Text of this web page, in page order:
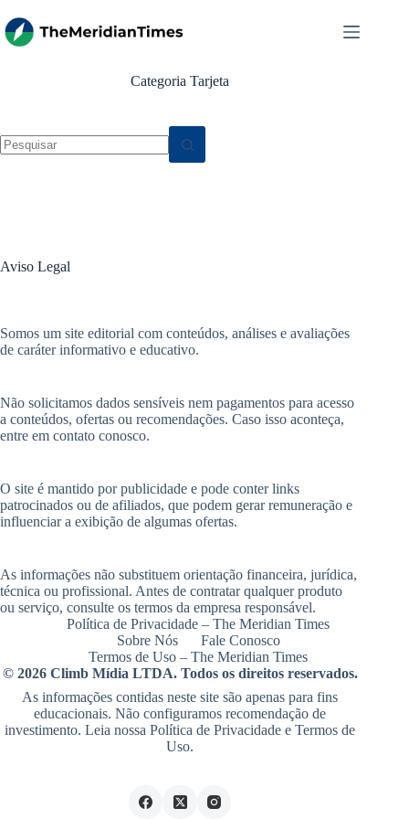
para
o
Categoria Tarjeta
Aviso Legal
Somos um site editorial com conteúdos, análises e avaliações
de caráter informativo e educativo.
Não solicitamos dados sensíveis nem pagamentos para acesso
a conteúdos, ofertas ou recomendações. Caso isso aconteça,
entre em contato conosco.
O site é mantido por publicidade e pode conter links
patrocinados ou de afiliados, que podem gerar remuneração e
influenciar a exibição de algumas ofertas.
As informações não substituem orientação financeira, jurídica,
técnica ou profissional. Antes de contratar qualquer produto
ou serviço, consulte os termos da empresa responsável.
Política de Privacidade – The Meridian Times
Sobre Nós
Fale Conosco
Termos de Uso – The Meridian Times
© 2026 Climb Mídia LTDA. Todos os direitos reservados.
As informações contidas neste site são apenas para fins
educacionais. Não configuramos recomendação de
investimento. Leia nossaPolítica de Privacidade eTermos de
Uso.